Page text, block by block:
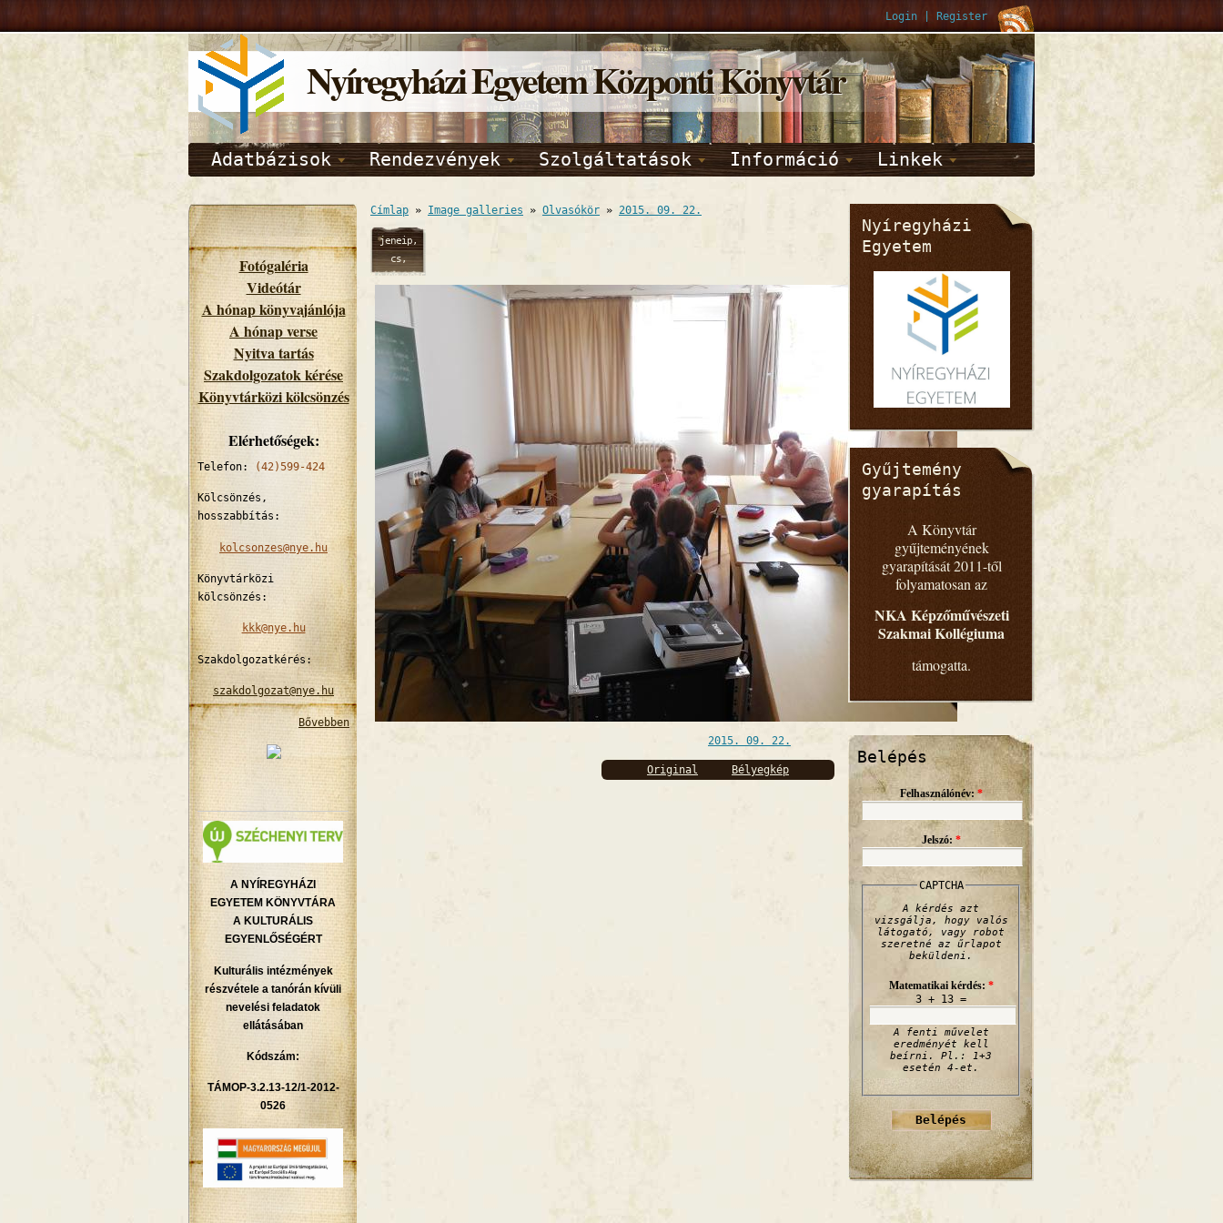
Login Register
Nyíregyházi Egyetem Központi Könyvtár
Adatbázisok Rendezvények Szolgáltatások Információ Linkek
Fotógaléria
Videótár
A hónap könyvajánlója
A hónap verse
Nyitva tartás
Szakdolgozatok kérése
Könyvtárközi kölcsönzés
Elérhetőségek:
Telefon: (42)599-424
Kölcsönzés,
hosszabbítás:
kolcsonzes@nye.hu
Könyvtárközi
kölcsönzés:
kkk@nye.hu
Szakdolgozatkérés:
szakdolgozat@nye.hu
Bővebben
A NYÍREGYHÁZI
EGYETEM KÖNYVTÁRA
A KULTURÁLIS
EGYENLŐSÉGÉRT
Kulturális intézmények
részvétele a tanórán kívüli
nevelési feladatok
ellátásában
Kódszám:
TÁMOP-3.2.13-12/1-2012-
0526
Címlap » Image galleries » Olvasókör » 2015. 09. 22.
jeneip,
cs,
10/08/2015
- 10:03
2015. 09. 22.
Original Bélyegkép
Nyíregyházi
Egyetem
Gyűjtemény
gyarapítás
A Könyvtár
gyűjteményének
gyarapítását 2011-től
folyamatosan az
NKA Képzőművészeti
Szakmai Kollégiuma
támogatta.
Belépés
Felhasználónév:*
Jelszó: *
CAPTCHA
A kérdés azt
vizsgálja, hogy valós
látogató, vagy robot
szeretné az űrlapot
beküldeni.
Matematikai kérdés: *
3 + 13 =
A fenti művelet
eredményét kell
beírni. Pl.: 1+3
esetén 4-et.